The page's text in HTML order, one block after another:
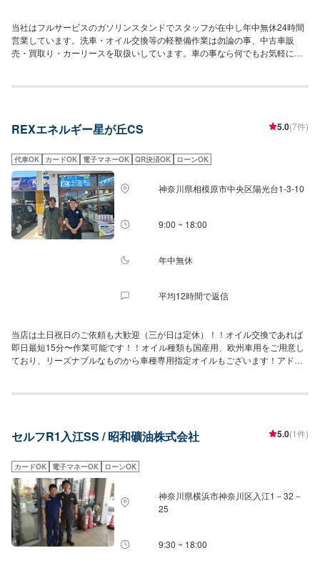
当社はフルサービスのガソリンスタンドでスタッフが在中し年中無休24時間
営業しています。洗車・オイル交換等の軽整備作業は勿論の事、中古車販
売・買取り・カーリースを取扱いしています。車の事なら何でもお気軽にご
REXエネルギー星が丘CS 5.0(7件)
代車OK カードOK 電子マネーOK QR決済OK ローンOK
神奈川県相模原市中央区陽光台1-3-10
9:00 ~ 18:00
年中無休
平均12時間で返信
当店は土日祝日のご依頼も大歓迎（三が日は定休）！！オイル交換であれば
即日最短15分〜作業可能です！！オイル種類も国産用、欧州車用をご用意し
ており、リーズナブルなものから車種専用指定オイルもございます！アドブ
セルフR1入江SS / 昭和礦油株式会社 5.0(1件)
カードOK 電子マネーOK ローンOK
神奈川県横浜市神奈川区入江1－32－
25
9:30 ~ 18:00